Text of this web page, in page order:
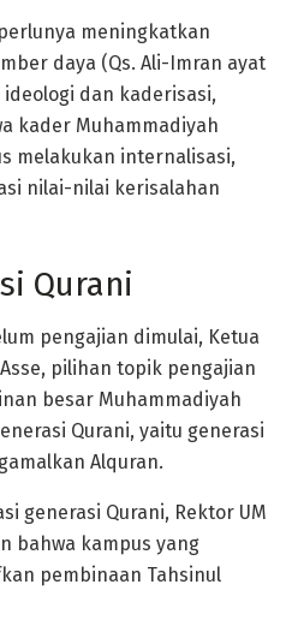
meningkatkan
daya (Qs. Ali-Imran ayat
dan kaderisasi,
kader Muhammadiyah
melakukan internalisasi,
nilai-nilai kerisalahan
Qurani
pengajian dimulai, Ketua
pilihan topik pengajian
besar Muhammadiyah
Qurani, yaitu generasi
Alquran.
generasi Qurani, Rektor UM
bahwa kampus yang
pembinaan Tahsinul